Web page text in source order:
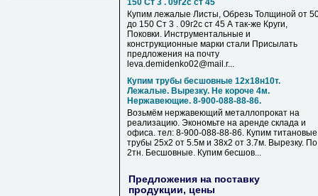
150 Ст 3 . 09г2с ст 45
Купим лежалые Листы, Обрезь Толщиной от
до 150 Ст 3 . 09г2с ст 45 А так-же Круги,
Поковки. Инструментальные и
конструкционные марки стали Присылать
предложения на почту
leva.demidenko02@mail.r...
Купим трубы бесшовные 12х18н10т.
Лежалые. Вырезку. Не короче 4м.
Нержавеющие. 8-900-088-88-86.
Возьмём нержавеющий металлопрокат на
реализацию. Экономьте на аренде склада и
офиса. тел: 8-900-088-88-86. Купим титановые
трубы 25х2 от 5.5м и 38х2 от 3.7м. Вырезку. По
2тн. Бесшовные. Купим бесшов...
Предложения на поставку
продукции, цены